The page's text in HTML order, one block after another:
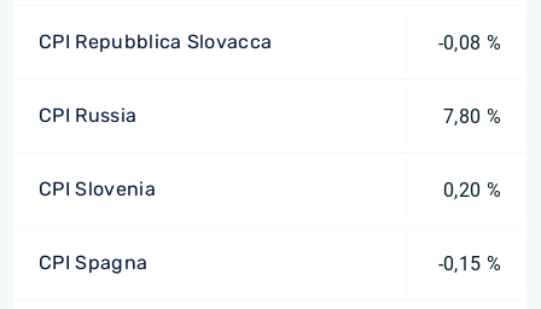
CPI Repubblica Slovacca -0,08 %
CPI Russia 7,80 %
CPI Slovenia 0,20 %
CPI Spagna -0,15 %